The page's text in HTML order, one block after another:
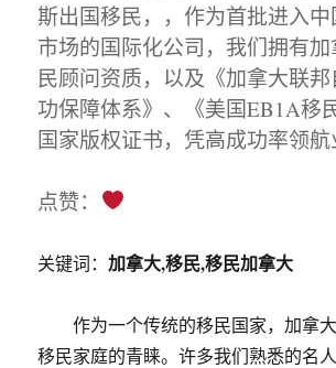
斯出国移民，，作为首批进入
市场的国际化公司，我们拥有
民顾问资质，以及《加拿大联
功保障体系》、《美国EB1A移
国家版权证书，凭高成功率领航
点赞：
关键词：加拿大,移民,移民加拿大
作为一个传统的移民国家，加拿
移民家庭的青睐。许多我们熟悉的名